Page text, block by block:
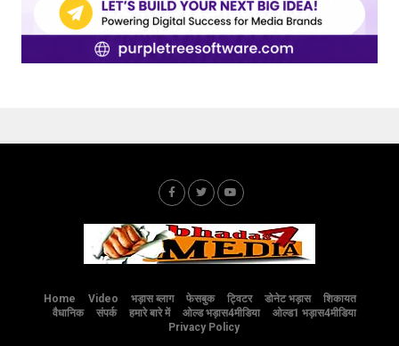
Home Video भड़ास ब्लाग फेसबुक ट्विटर डोनेट भड़ास
शिकायत
वैधानिक
संपर्क हमारे बारे में ओल्ड भड़ास4मीडिया
ओल्ड1 भड़ास4मीडिया
Privacy Policy